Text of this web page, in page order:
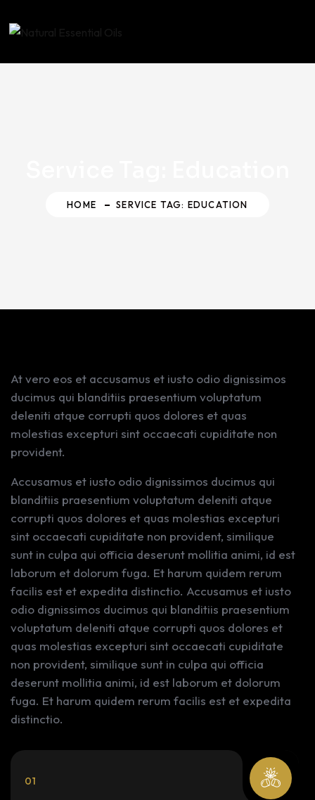
HOME SERVICE TAG: EDUCATION
At vero eos et accusamus et iusto odio dignissimos
ducimus qui blanditiis praesentium voluptatum
deleniti atque corrupti quos dolores et quas
molestias excepturi sint occaecati cupiditate non
provident.
Accusamus et iusto odio dignissimos ducimus qui
blanditiis praesentium voluptatum deleniti atque
corrupti quos dolores et quas molestias excepturi
sint occaecati cupiditate non provident, similique
sunt in culpa qui officia deserunt mollitia animi, id est
laborum et dolorum fuga. Et harum quidem rerum
facilis est et expedita distinctio. Accusamus et iusto
odio dignissimos ducimus qui blanditiis praesentium
voluptatum deleniti atque corrupti quos dolores et
quas molestias excepturi sint occaecati cupiditate
non provident, similique sunt in culpa qui officia
deserunt mollitia animi, id est laborum et dolorum
fuga. Et harum quidem rerum facilis est et expedita
distinctio.
01